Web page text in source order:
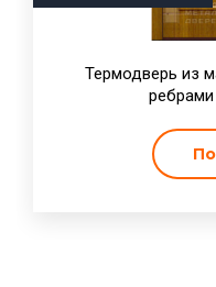
Термодверь из